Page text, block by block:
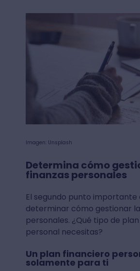
Imagen: Unsplash
Determina cómo
finanzas personales
El segundo punto importante
determinar cómo gestionar
personales. ¿Qué tipo de
personal necesitas?
Un plan financiero
solamente para ti